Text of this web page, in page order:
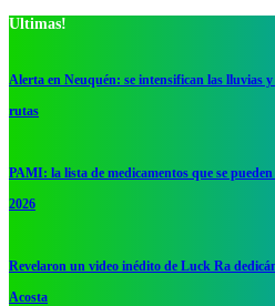
Ultimas!
Alerta en Neuquén: se intensifican las lluvias
rutas
PAMI: la lista de medicamentos que se
2026
Revelaron un video inédito de Luck Ra
Acosta